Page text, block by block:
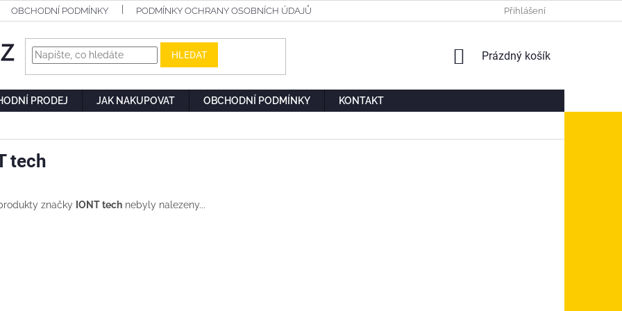
OBCHODNÍ PODMÍNKY PODMÍNKY OCHRANY OSOBNÍCH ÚDAJŮ Přihlášení
HLEDAT
NÁKUPNÍ
Prázdný košík
PRODEJ JAK NAKUPOVAT OBCHODNÍ PODMÍNKY KONTAKT
tech
značky IONT tech nebyly nalezeny...